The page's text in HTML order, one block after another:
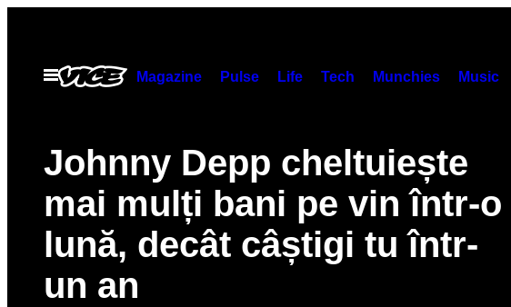
contentOpen
Menu
Magazine Pulse Life Tech Munchies Music
Johnny Depp cheltuiește
mai mulți bani pe vin într-o
lună, decât câștigi tu într-
un an